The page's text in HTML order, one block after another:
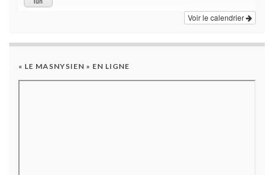
Voir le calendrier
« LE MASNYSIEN » EN LIGNE